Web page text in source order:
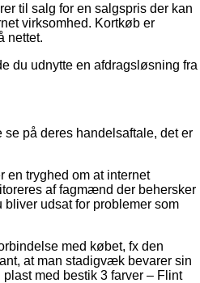
til salg for en salgspris der kan
virksomhed. Kortkøb er
nettet.
du udnytte en afdragsløsning fra
på deres handelsaftale, det er
en tryghed om at internet
af fagmænd der behersker
udsat for problemer som
med købet, fx den
at man stadigvæk bevarer sin
med bestik 3 farver – Flint